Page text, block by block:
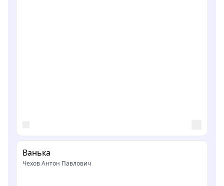
Ванька
Чехов Антон Павлович